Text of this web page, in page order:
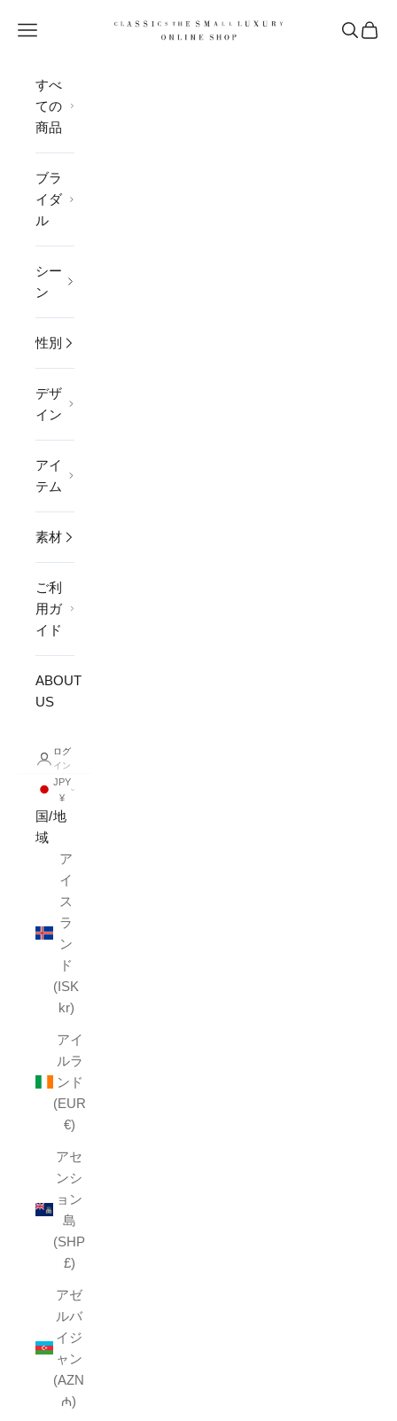
CLASSICS the Small Luxury
メニューを開く 検索を開
カー
すべ
ての
商品
ブラ
イダ
ル
シー
ン
性別
デザ
イン
アイ
テム
素材
ご利
用ガ
イド
ABOUT
US
ログ
イン
JPY
¥
国/地
域
ア
イ
ス
ラ
ン
ド
(ISK
kr)
アイ
ルラ
ンド
(EUR
€)
アセ
ンシ
ョン
島
(SHP
£)
アゼ
ルバ
イジ
ャン
(AZN
₼)